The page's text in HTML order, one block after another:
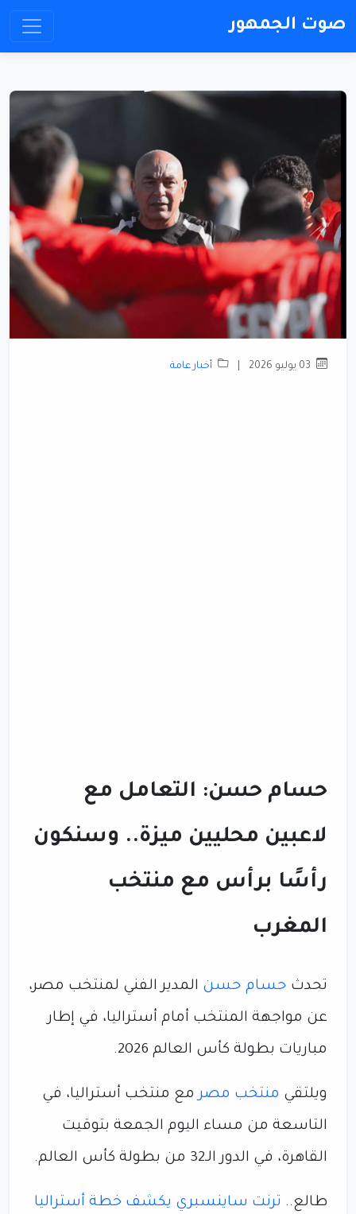
صوت الجمهور
أخبار عامة
حسام حسن: التعامل مع
لاعبين محليين ميزة.. وسنكون
رأسًا برأس مع منتخب
المغرب
تحدث حسام حسن المدير الفني لمنتخب مصر،
عن مواجهة المنتخب أمام أستراليا، في إطار
مباريات بطولة كأس العالم 2026.
ويلتقي منتخب مصر مع منتخب أستراليا، في
التاسعة من مساء اليوم الجمعة بتوقيت
القاهرة، في الدور الـ32 من بطولة كأس العالم.
طالع.. ترنت ساينسبري يكشف خطة أستراليا